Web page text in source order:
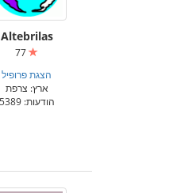
Altebrilas
הצגת פרופיל
ארץ: צרפת
הודעות: 5389